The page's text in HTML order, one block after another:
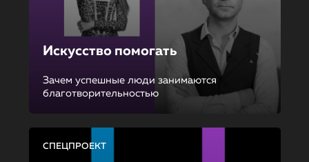
Искусство помогать
Зачем успешные люди занимаются
благотворительностью
СПЕЦПРОЕКТ